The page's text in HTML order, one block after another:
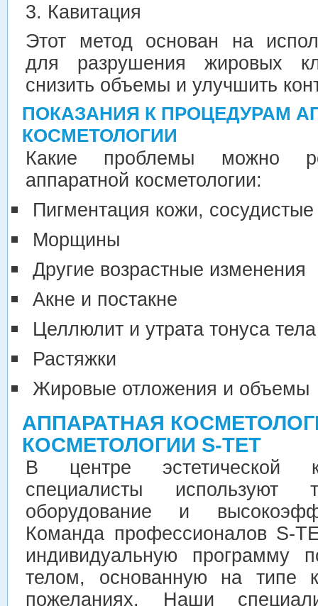
3. Кавитация
Этот метод основан на
для разрушения жировых
снизить объемы и улучшить
ПОКАЗАНИЯ К ПРОЦЕДУРАМ
КОСМЕТОЛОГИИ
Какие проблемы можно
аппаратной косметологии:
Пигментация кожи, сосудистые
Морщины
Другие возрастные изменения
Акне и постакне
Целлюлит и утрата тонуса тела
Растяжки
Жировые отложения и объемы
АППАРАТНАЯ
КОСМЕТОЛОГИИ S-TET
В центре эстетической
специалисты используют
оборудование и
Команда профессионалов S-
индивидуальную
телом, основанную на типе
пожеланиях. Наши